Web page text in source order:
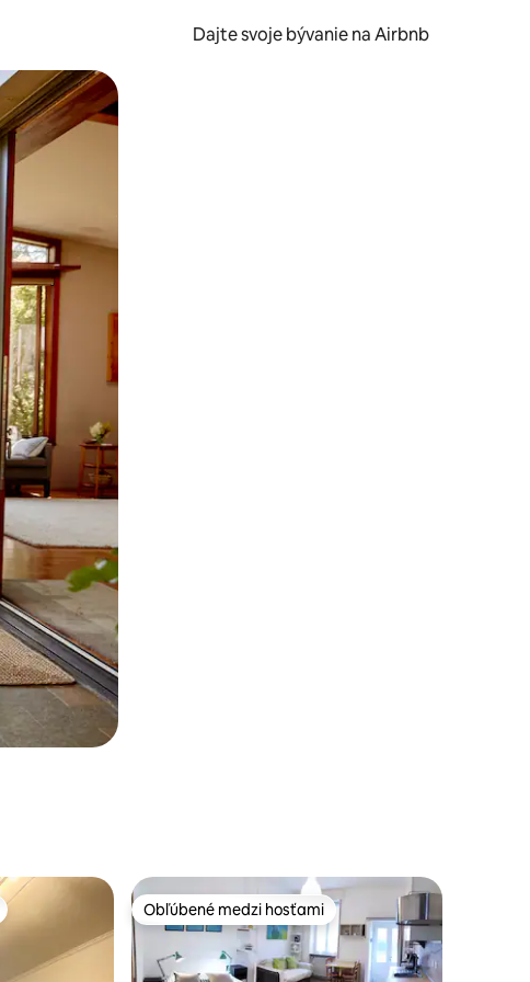
Dajte svoje bývanie na Airbnb
pomocou dotykových gest či potiahnutia prstom.
Obľúbené medzi hosťami
Obľúbené medzi hosťami